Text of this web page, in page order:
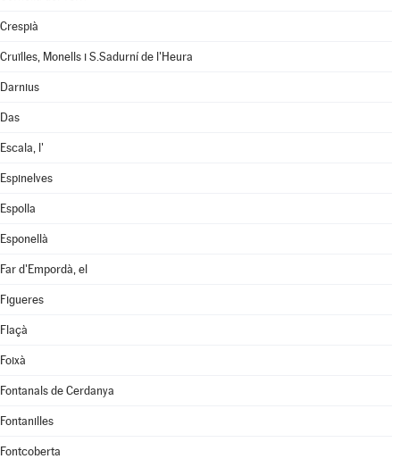
Crespià
Cruïlles, Monells i S.Sadurní de l'Heura
Darnius
Das
Escala, l'
Espinelves
Espolla
Esponellà
Far d'Empordà, el
Figueres
Flaçà
Foixà
Fontanals de Cerdanya
Fontanilles
Fontcoberta